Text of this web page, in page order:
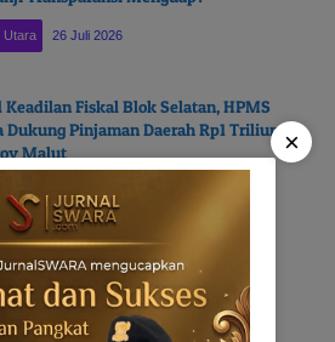
Utara 26 Juli 2026
Fiskal Blok Selatan, HPMS
Dukung Pinjaman Daerah Rp1 Triliun
Malut
Utara
50 ‘Desa Tertinggal’ di Sula: Angka
hingga Kesadaran yang Dijinakkan
23 Juli 2026
×